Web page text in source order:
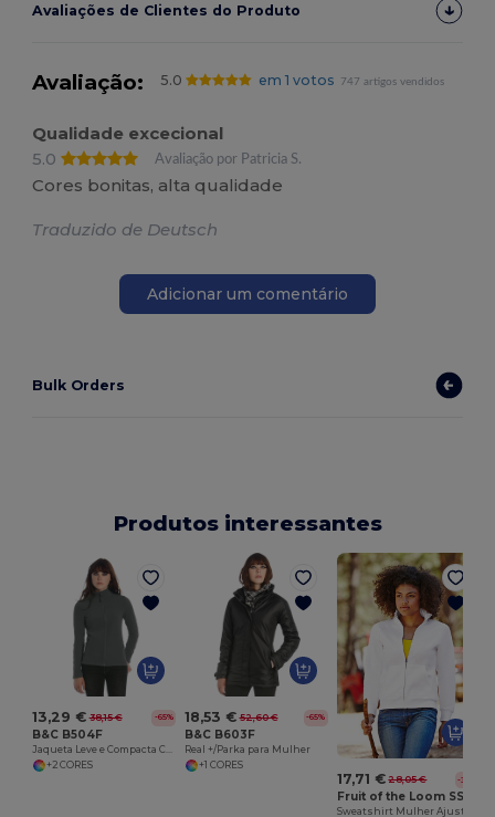
Avaliações de Clientes do Produto
Avaliação: 5.0 em 1 votos 747 artigos vendidos
Qualidade excecional
5.0
Avaliação por Patricia S.
Cores bonitas, alta qualidade
Traduzido de Deutsch
Adicionar um comentário
Bulk Orders
Produtos interessantes
13,29 € 38,15 € -65%
B&C B504F
+2 CORES
18,53 € 52,60 € -65%
B&C B603F
Real +/Parka para Mulher
+1 CORES
17,71 € 28,05 € -37%